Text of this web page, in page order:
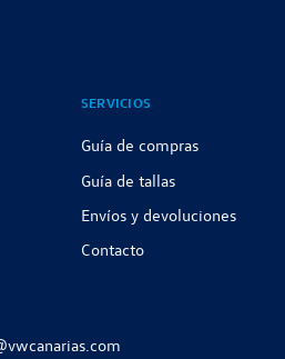
SERVICIOS
Guía de compras
Guía de tallas
Envíos y devoluciones
Contacto